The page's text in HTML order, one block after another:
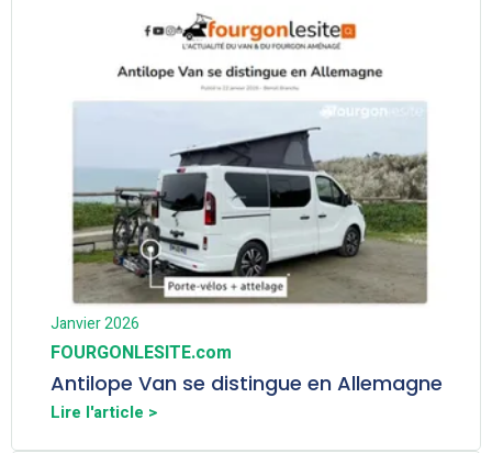
Janvier 2026
FOURGONLESITE.com
Antilope Van se distingue en Allemagne
Lire l'article >